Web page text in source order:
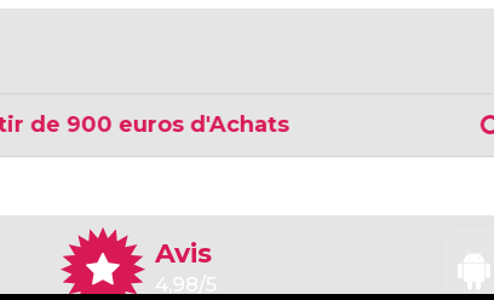
900 euros d'Achats
Avis
4,98/5